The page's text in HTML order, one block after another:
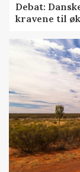
Debat:
kravene til